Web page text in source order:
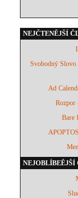
NEJČTENĚJŠÍ
Svobodný
Ad
Rozpor
Bare